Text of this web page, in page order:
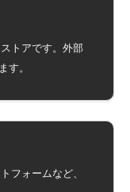
トアです。外部
す。
フォームなど、